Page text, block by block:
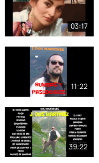
03:17
11:22
39:22